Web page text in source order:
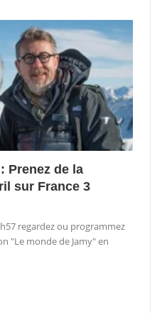
Prenez de la
sur France 3
regardez ou programmez
"Le monde de Jamy" en